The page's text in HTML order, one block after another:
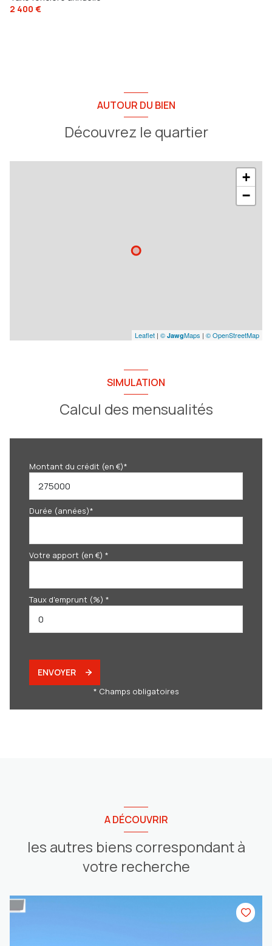
2 400 €
AUTOUR DU BIEN
Découvrez le quartier
+
−
Leaflet | © JawgMaps | © OpenStreetMap
SIMULATION
Calcul des mensualités
Montant du crédit (en €)*
Durée (années)*
Votre apport (en €) *
Taux d'emprunt (%) *
ENVOYER
* Champs obligatoires
A DÉCOUVRIR
les autres biens correspondant à
votre recherche